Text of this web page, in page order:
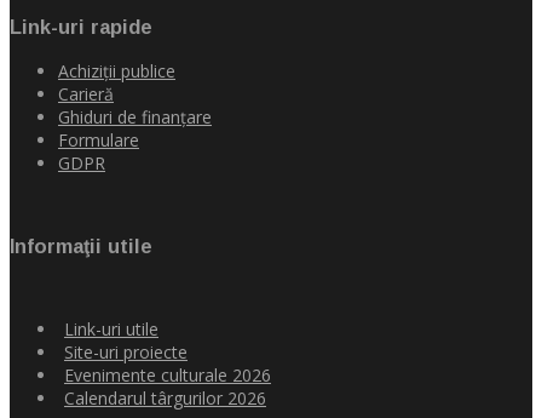
Link-uri rapide
Achiziţii publice
Carieră
Ghiduri de finanţare
Formulare
GDPR
Informaţii utile
Link-uri utile
Site-uri proiecte
Evenimente culturale 2026
Calendarul târgurilor 2026